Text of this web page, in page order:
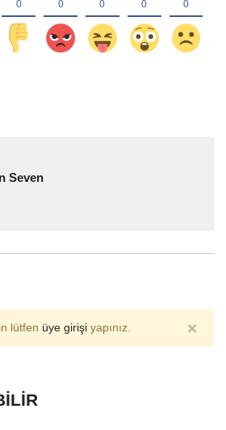
Seven
lütfen üye girişi yapınız. ×